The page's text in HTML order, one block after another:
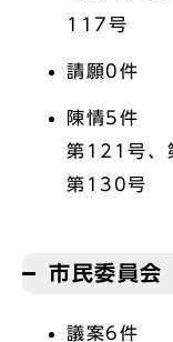
117号
請願0件
陳情5件
第121号、
第130号
市民委員会
議案6件